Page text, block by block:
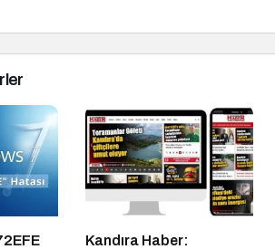
Kandıra Haber: